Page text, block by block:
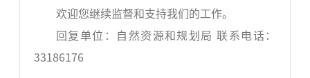
欢迎您继续监督和支持我们的工作。
回复单位：自然资源和规划局 联系电话：
33186176